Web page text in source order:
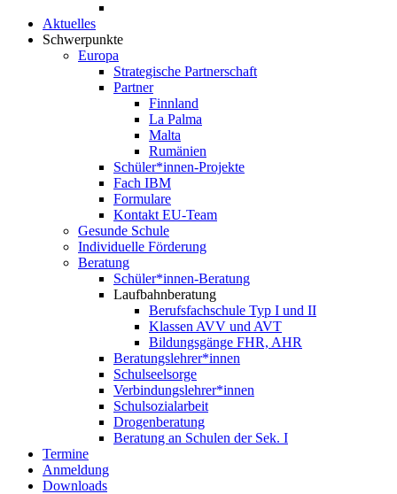
Aktuelles
Schwerpunkte
Europa
Strategische Partnerschaft
Partner
Finnland
La Palma
Malta
Rumänien
Schüler*innen-Projekte
Fach IBM
Formulare
Kontakt EU-Team
Gesunde Schule
Individuelle Förderung
Beratung
Schüler*innen-Beratung
Laufbahnberatung
Berufsfachschule Typ I und II
Klassen AVV und AVT
Bildungsgänge FHR, AHR
Beratungslehrer*innen
Schulseelsorge
Verbindungslehrer*innen
Schulsozialarbeit
Drogenberatung
Beratung an Schulen der Sek. I
Termine
Anmeldung
Downloads